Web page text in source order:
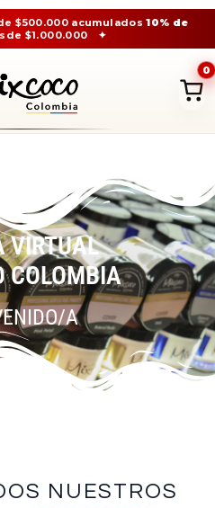
$500.000 acumulados10% de
$1.000.000 ✦
0
VIRTUAL
COLOMBIA
A
NUESTROS